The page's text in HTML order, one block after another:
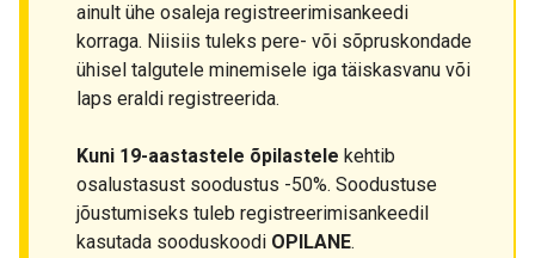
ainult ühe osaleja registreerimisankeedi
korraga. Niisiis tuleks pere- või sõpruskondade
ühisel talgutele minemisele iga täiskasvanu või
laps eraldi registreerida.
Kuni 19-aastastele õpilastele kehtib
osalustasust soodustus -50%. Soodustuse
jõustumiseks tuleb registreerimisankeedil
kasutada sooduskoodi OPILANE.